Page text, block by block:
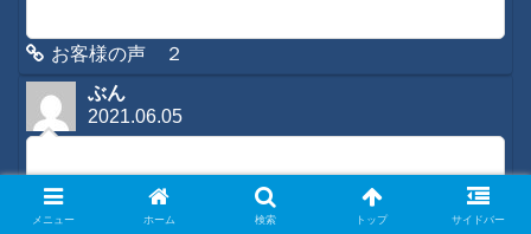
お客様の声 ２
ぶん
2021.06.05
中が痛くてあまりの痛さでメールをさせていただきました
が、夕方お返事をいただき夜にかけて遠隔施術をしていただ
きました。朝起きたら、「な、なんと！痛く...
メニュー ホーム 検索 トップ サイドバー